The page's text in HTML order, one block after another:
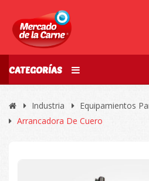
CATEGORÍAS
Industria
Equipamientos
Arrancadora De Cuero